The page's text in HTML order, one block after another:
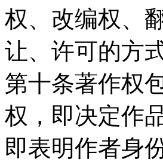
权、改编权、
让、许可的方
第十条著作权
权，即决定作
即表明作者身